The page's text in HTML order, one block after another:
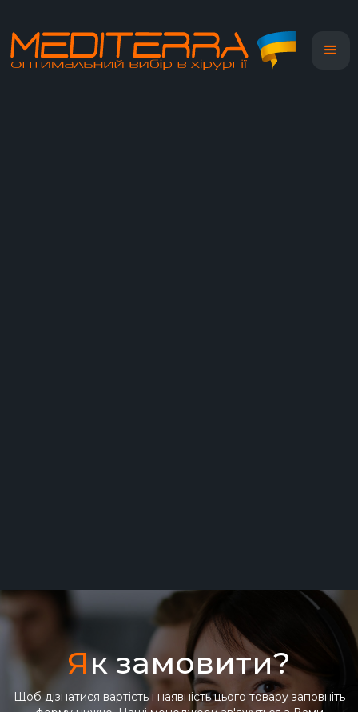
Як замовити?
Щоб дізнатися вартість і наявність цього товару заповніть